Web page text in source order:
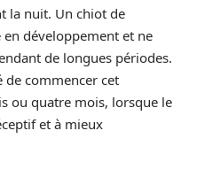
la nuit. Un chiot de
développement et ne
de longues périodes.
de commencer cet
ou quatre mois, lorsque le
et à mieux